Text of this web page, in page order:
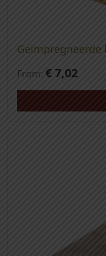
Geïmpregneerde
From: €7,02